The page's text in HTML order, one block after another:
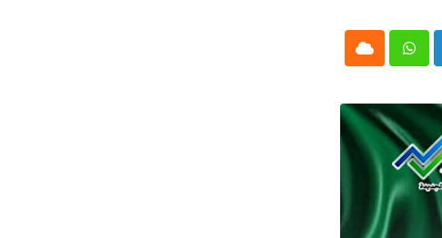
Whatsapp
Cloud